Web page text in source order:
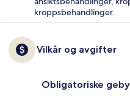
kroppsbehandlinger.
Vilkår og avgifter
Obligatoriske